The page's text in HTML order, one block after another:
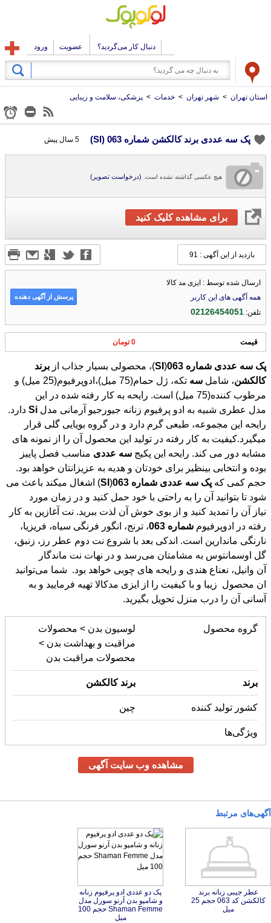
دنبال کار می‌گردید؟ عضویت ورود
استان تهران > شهر تهران > خدمات > پزشکی، سلامت و زیبایی
پک سه عددی برند کالکشن شماره 063 (SI) 5 سال پیش
هیچ عکسی گذاشته نشده است. (درخواست تصویر)
برای مشاهده کلیک کنید
بازدید از این آگهی : 91
ارسال شده توسط : ایزی مد کالا
همه آگهی های این کاربر
تلفن:02126454051
پرسش از آگهی دهنده
قیمت 0 تومان
پک سه عددی شماره 063
(
SI)، محصولی بسیار جذاب از برند
کالکشن، شامل سه تکه، ژل حمام(75 میل)،ادوپرفیوم(25 میل) و
مرطوب کننده(75 میل) است. رایحه به کار رفته شده در این
مدل عطری شبیه به ادو پرفیوم زنانه جیورجیو آرمانی مدل Si دارد.
رایحه این مجموعه، طبعی گرم دارد و در گروه بویایی گلی قرار
میگیرد.کیفیت به کار رفته در تولید این محصول آن را از نمونه های
مشابه دور می کند. رایحه این پکیج سه عددی مناسب فصل پاییز
بوده و انتخابی بینظیر برای خودتان و هدیه به عزیزانتان خواهد بود.
حجم کمی که پک سه عددی شماره 063
(
SI) اشغال میکند باعث می
شود تا بتوانید آن را به راحتی با خود حمل کنید و در زمان مورد
نیاز آن را تمدید کنید و از بوی خوش آن لذت ببرید. نت آغازین به کار
رفته در ادوپرفیوم شماره 063، ترنج، انگور فرنگی سیاه، فریزیا،
نارنگی ماندارین است. اندکی بعد با شروع نت دوم عطر رز، زنبق،
گل اوسمانتوس به مشامتان می‌رسد و در نهات نت ماندگار
آن وانیل، نعناع هندی و رایحه های چوبی خواهد بود. شما می‌توانید
ان محصول زیبا و با کیفیت را از ایزی مدکالا تهیه فرمایید و به
آسانی آن را درب منزل تحویل بگیرید.
گروه محصول لوسیون بدن > محصولات
مراقبت و بهداشت بدن >
محصولات مراقبت بدن
برند برند کالکشن
کشور تولید کننده چین
ویژگی‌ها
مشاهده وب سایت آگهی
آگهی‌های مرتبط
عطر جیبی زنانه برند
کالکشن کد 063 حجم 25
میل
پک دو عددی ادو پرفیوم زنانه
و شامپو بدن آرنو سورل مدل
Shaman Femme حجم 100
میل